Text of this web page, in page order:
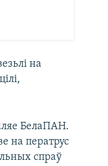
на
БелаПАН.
на ператрус
спраў